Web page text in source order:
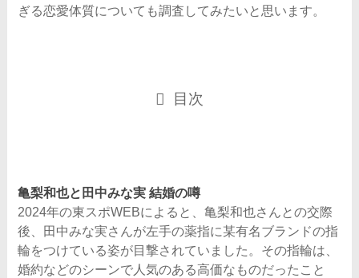
ぎる恋愛体質についても調査してみたいと思います。
目次
亀梨和也と田中みな実 結婚の噂
2024年の東スポWEBによると、亀梨和也さんとの交際
後、田中みな実さんが左手の薬指に某有名ブランドの指
輪をつけている姿が目撃されていました。その指輪は、
婚約などのシーンで人気のある高価なものだったこと